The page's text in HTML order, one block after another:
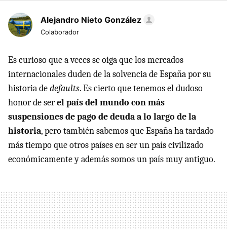
Alejandro Nieto González
Colaborador
Es curioso que a veces se oiga que los mercados
internacionales duden de la solvencia de España por su
historia dedefaults. Es cierto que tenemos el dudoso
honor de serel país del mundo con más
suspensiones de pago de deuda a lo largo de la
historia, pero también sabemos que España ha tardado
más tiempo que otros países en ser un país civilizado
económicamente y además somos un país muy antiguo.